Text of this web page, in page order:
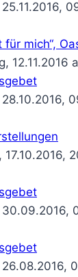
für mich“,
12.11.2016
17.10.2016,
30.09.2016,
26.08.2016,